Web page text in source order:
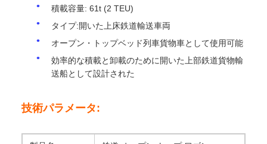
積載容量: 61t (2 TEU)
タイプ:開いた上床鉄道輸送車両
オープン・トップベッド列車貨物車として使用可能
効率的な積載と卸載のために開いた上部鉄道貨物輸
送船として設計された
技術パラメータ: